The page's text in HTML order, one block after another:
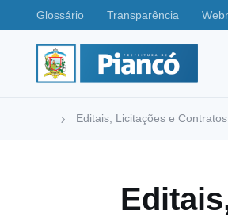
Glossário Transparência
Editais, Licitações e Contratos